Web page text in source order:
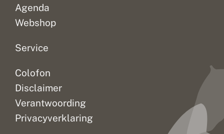
Agenda
Webshop
Service
Colofon
Disclaimer
Verantwoording
Privacyverklaring